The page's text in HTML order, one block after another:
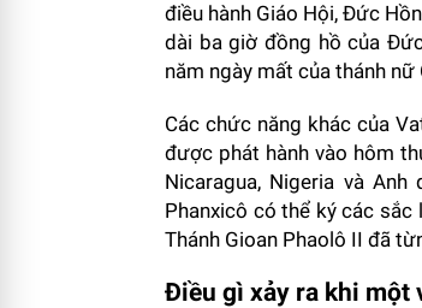
điều hành Giáo Hội, Đức
dài ba giờ đồng hồ của
năm ngày mất của thánh
Các chức năng khác của
được phát hành vào hôm
Nicaragua, Nigeria và
Phanxicô có thể ký các
Thánh Gioan Phaolô II đã
Điều gì xảy ra khi một